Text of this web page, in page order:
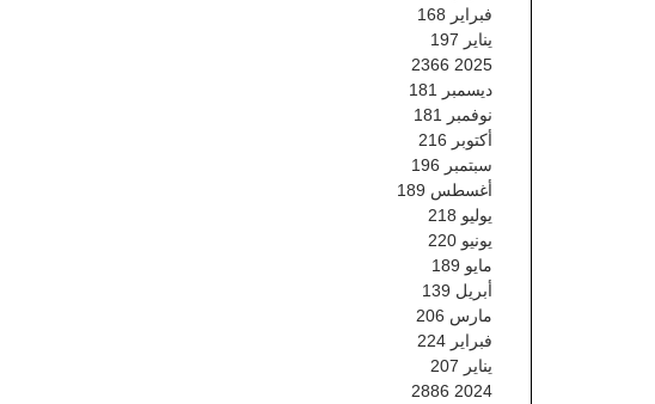
فبراير 168
يناير 197
2025
2366
ديسمبر
181
نوفمبر
181
أكتوبر 216
سبتمبر 196
أغسطس 189
يوليو 218
يونيو 220
مايو 189
أبريل 139
مارس 206
فبراير 224
يناير 207
2024
2886